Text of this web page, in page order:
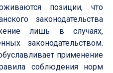
позиции, что
законодательства
лишь в случаях,
законодательством.
применение
соблюдения норм